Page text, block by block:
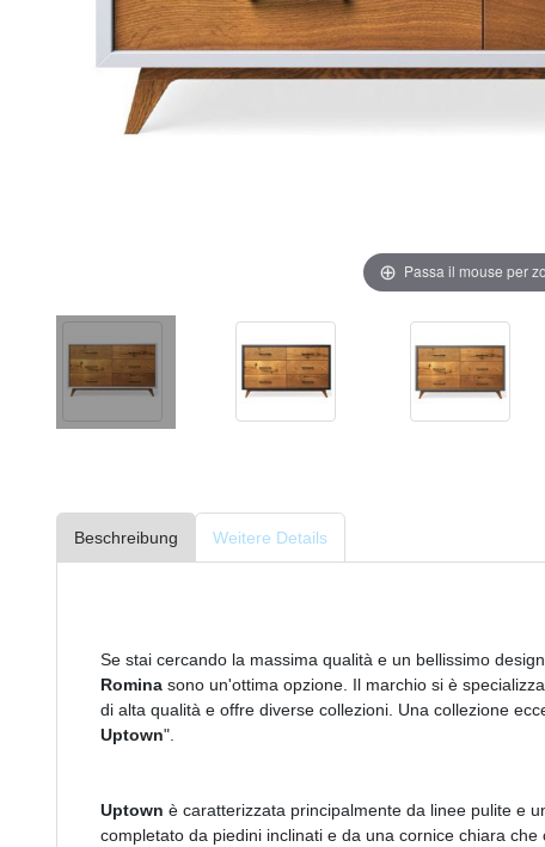
Passa il mouse per
Beschreibung Weitere Details
Se stai cercando la massima qualità e un bellissimo
Romina sono un'ottima opzione. Il marchio si è
di alta qualità e offre diverse collezioni. Una collezione
Uptown".
Uptown è caratterizzata principalmente da linee pulite e
completato da piedini inclinati e da una cornice chiara